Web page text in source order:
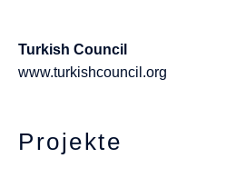
Turkish Council
www.turkishcouncil.org
Projekte